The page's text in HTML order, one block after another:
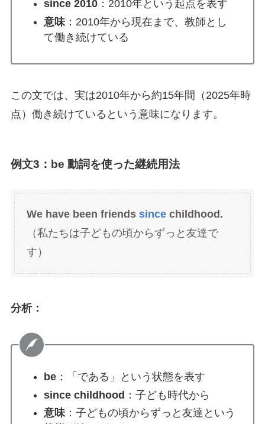
since 2010：2010年という起点を表す
意味：2010年から現在まで、教師とし
て働き続けている
この文では、実は2010年から約15年間（2025年時
点）働き続けているという意味になります。
例文3：be 動詞を使った継続用法
We have been friends sincechildhood.
（私たちは子どもの頃からずっと友達で
す）
分析：
be：「である」という状態を表す
since childhood ：子ども時代から
意味：子どもの頃からずっと友達という